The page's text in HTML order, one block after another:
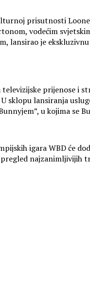
prisutnosti
vodećim
lansirao je
prijenose i
sklopu lansiranja
u kojima
igara WBD će
najzanimljivijih